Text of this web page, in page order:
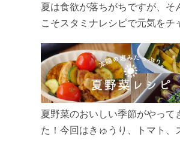
夏は食欲が落ちがちですが、そ
こそスタミナレシピで元気をチ
リ食べて、夏バテを吹き飛ばし
う！
夏野菜のおいしい季節がやって
た！今回はきゅうり、トマト、